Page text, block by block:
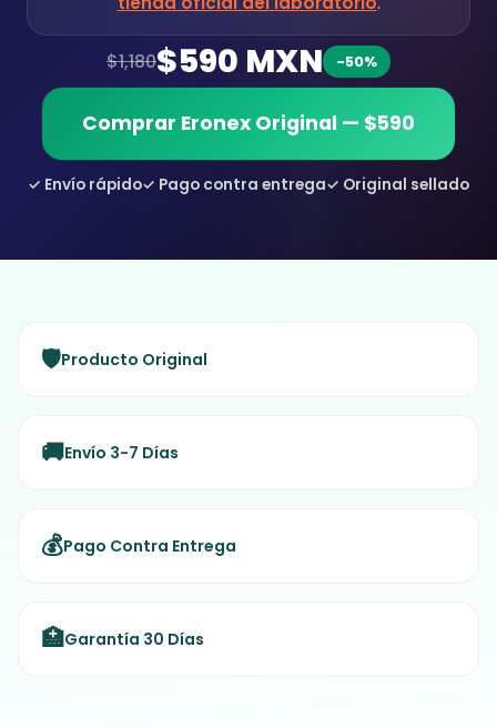
$1,180$590 MXN -50%
Comprar Eronex Original — $590
✓ Envío rápido✓ Pago contra entrega✓ Original sellado
🛡️Producto Original
🚚Envío 3-7 Días
💰Pago Contra Entrega
🏥Garantía 30 Días